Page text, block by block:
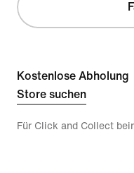
Kostenlose Abholung
Store suchen
Für Click and Collect